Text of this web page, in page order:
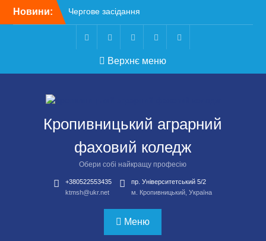
Новини:
Чергове засідання
стипендіальної комісії:
основні рішення
Небезпечні розваги
можуть коштувати життя
Крок до сучасної
ВСТУП-2026
TelegramFacebookInstagram Youtube
Верхнє меню
Кропивницький аграрний
фаховий коледж
Обери собі найкращу професію
+380522553435
ktmsh@ukr.net
пр. Університетський 5/2
м. Кропивницький, Україна
Меню